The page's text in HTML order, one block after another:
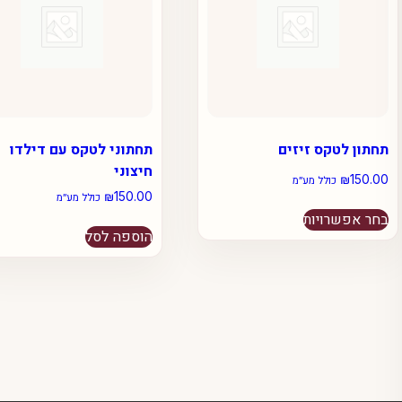
תחתוני לטקס עם דילדו
חיצוני
₪150.00 כולל מע״מ
הוספה לסל
תחתון לטקס זיזים
₪150.00 כולל מע״מ
בחר אפשרויותזה
בעמוד